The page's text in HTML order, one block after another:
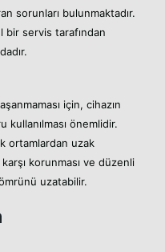
sorunları bulunmaktadır.
bir servis tarafından
için, cihazın
kullanılması önemlidir.
ortamlardan uzak
korunması ve düzenli
ömrünü uzatabilir.